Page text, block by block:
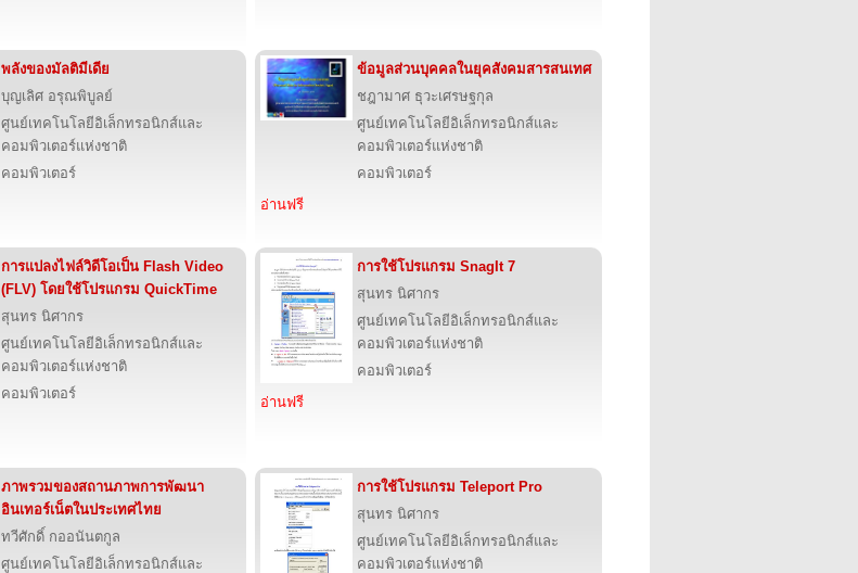
พลังของมัลติมีเดีย
บุญเลิศ อรุณพิบูลย์
ศูนย์เทคโนโลยีอิเล็กทรอนิกส์และ
คอมพิวเตอร์แห่งชาติ
คอมพิวเตอร์
ข้อมูลส่วนบุคคลในยุคสังคมสารสนเทศ
ชฎามาศ ธุวะเศรษฐกุล
ศูนย์เทคโนโลยีอิเล็กทรอนิกส์และ
คอมพิวเตอร์แห่งชาติ
คอมพิวเตอร์
อ่านฟรี
การแปลงไฟล์วิดีโอเป็น Flash Video
(FLV) โดยใช้โปรแกรม QuickTime
สุนทร นิศากร
ศูนย์เทคโนโลยีอิเล็กทรอนิกส์และ
คอมพิวเตอร์แห่งชาติ
คอมพิวเตอร์
การใช้โปรแกรม SnagIt 7
สุนทร นิศากร
ศูนย์เทคโนโลยีอิเล็กทรอนิกส์และ
คอมพิวเตอร์แห่งชาติ
คอมพิวเตอร์
อ่านฟรี
ภาพรวมของสถานภาพการพัฒนา
อินเทอร์เน็ตในประเทศไทย
ทวีศักดิ์ กออนันตกูล
ศูนย์เทคโนโลยีอิเล็กทรอนิกส์และ
การใช้โปรแกรม Teleport Pro
สุนทร นิศากร
ศูนย์เทคโนโลยีอิเล็กทรอนิกส์และ
คอมพิวเตอร์แห่งชาติ